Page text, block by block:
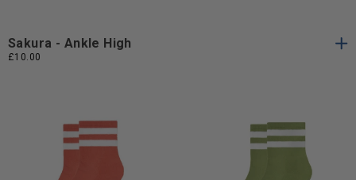
Sakura - Ankle High
£10.00